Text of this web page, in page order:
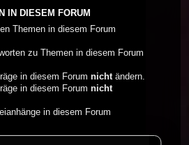
IN DIESEM FORUM
Themen in diesem Forum
zu Themen in diesem Forum
in diesem Forum nichtändern.
in diesem Forum nicht
in diesem Forum